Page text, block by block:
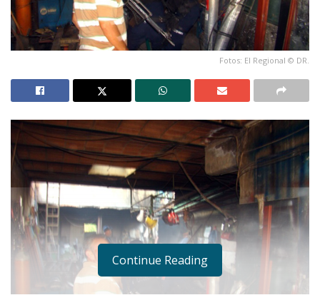
Fotos: El Regional © DR.
Continue Reading